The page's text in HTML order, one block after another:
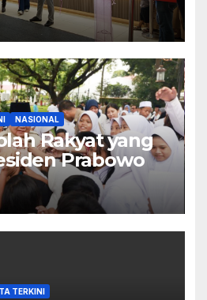
NASIONAL
Rakyat yang
Prabowo
TERKINI